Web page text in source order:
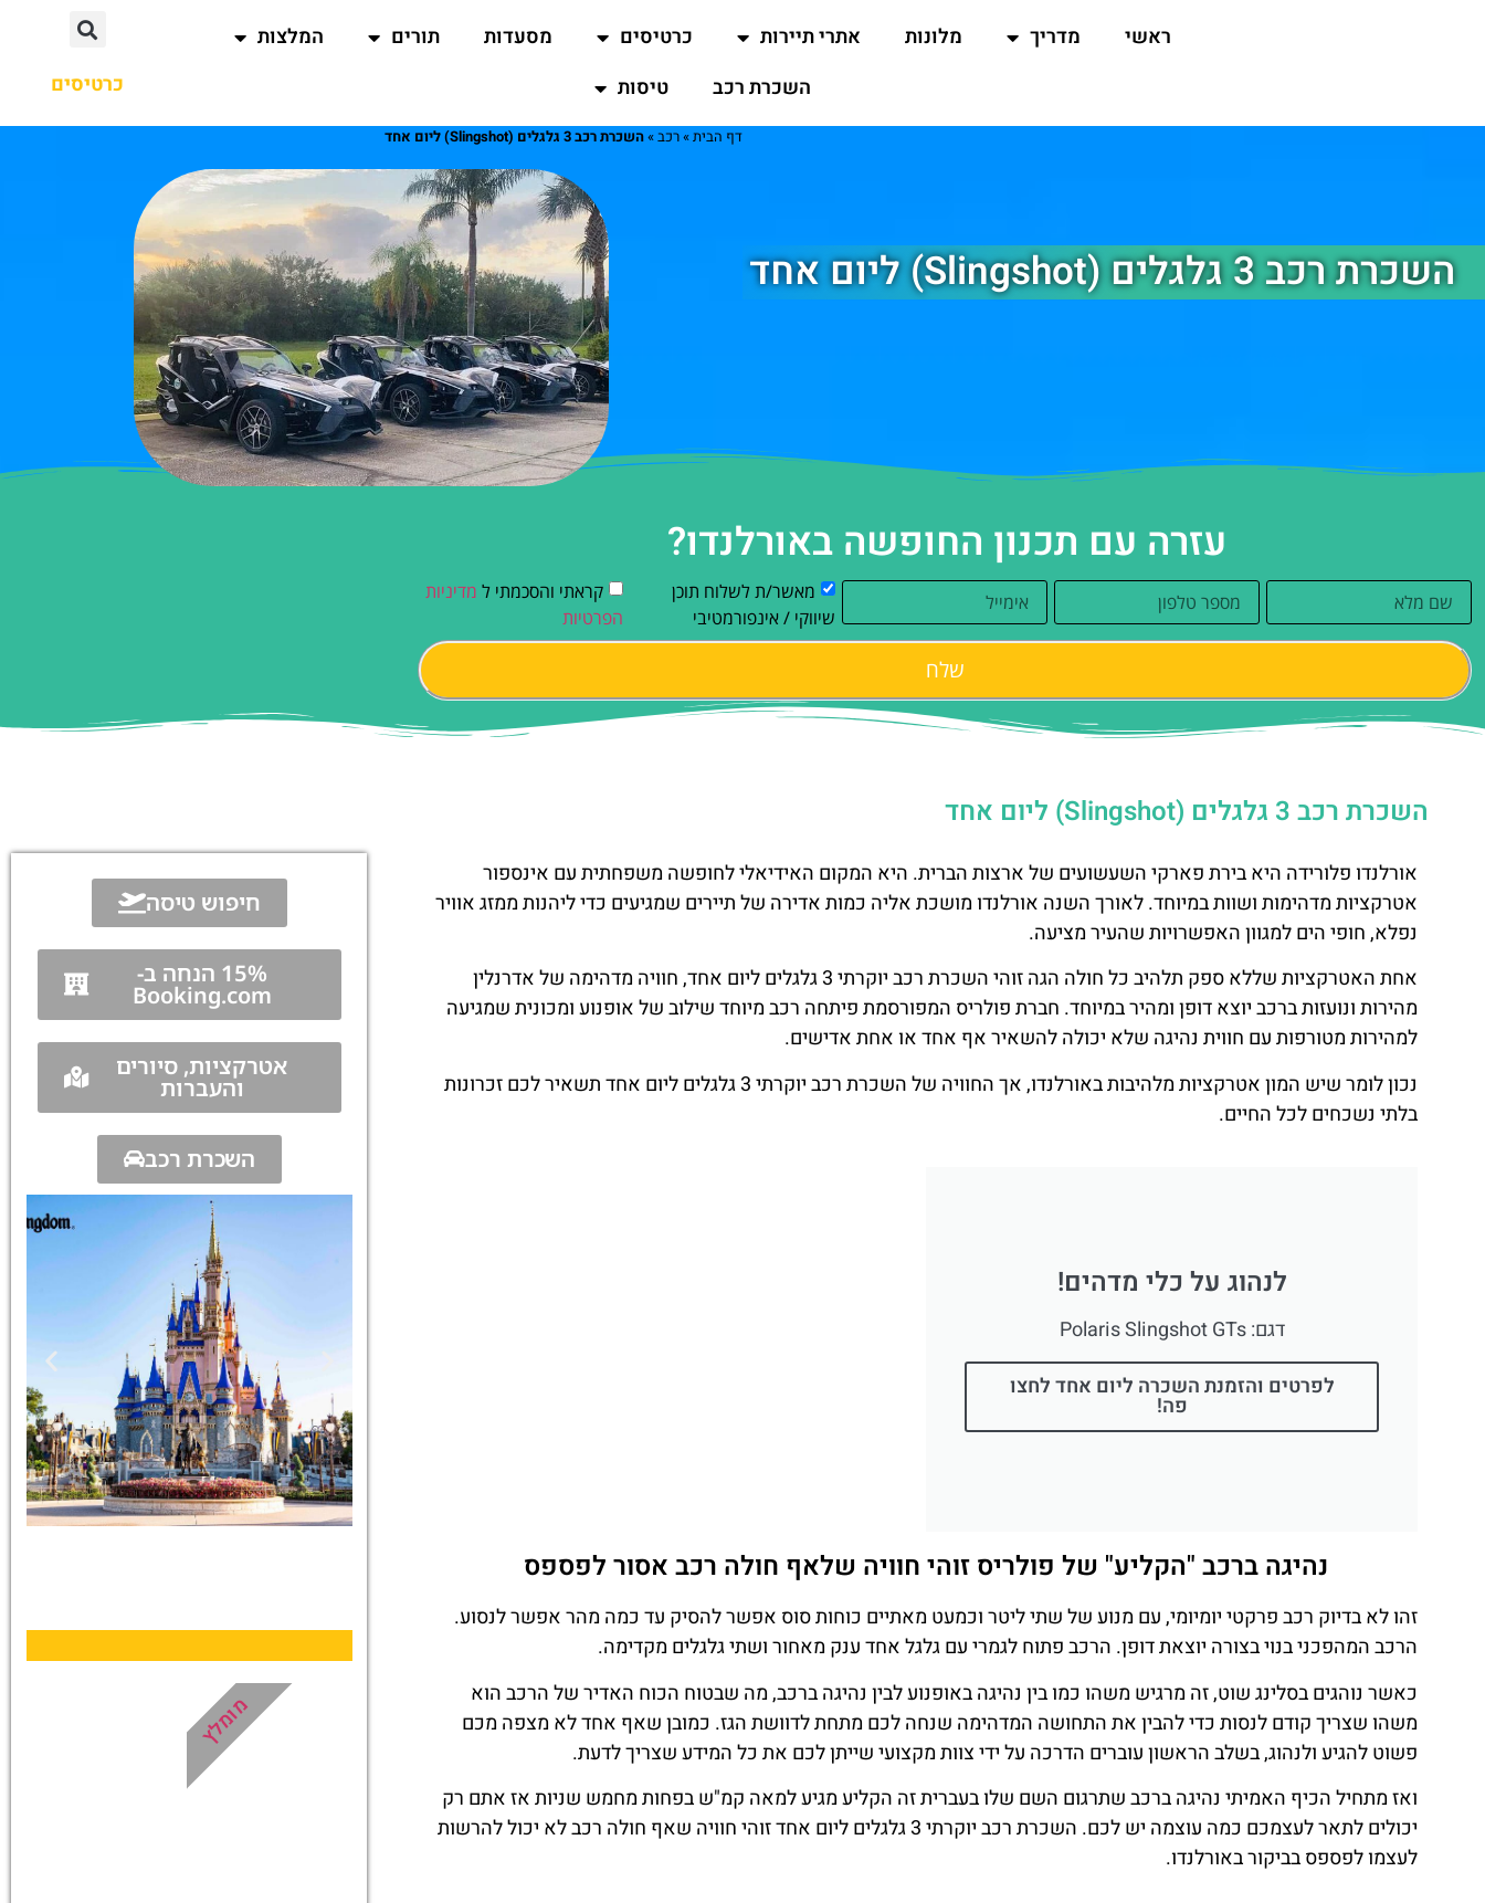
ראשי מדריך מלונות אתרי תיירות כרטיסים מסעדות תורים
המלצות
השכרת רכב
טיסות כרטיסים
השכרת רכב 3 גלגלים (Slingshot) ליום אחד
דף הבית»רכב»השכרת רכב 3 גלגלים (Slingshot) ליום אחד
עזרה עם תכנון החופשה באורלנדו?
מאשר/ת לשלוח תוכן
שיווקי / אינפורמטיבי
קראתי והסכמתי ל מדיניות
הפרטיות
שלח
השכרת רכב 3 גלגלים (Slingshot) ליום אחד
אורלנדו פלורידה היא בירת פארקי השעשועים של ארצות הברית. היא המקום האידיאלי לחופשה משפחתית עם אינספור
אטרקציות מדהימות ושוות במיוחד. לאורך השנה אורלנדו מושכת אליה כמות אדירה של תיירים שמגיעים כדי ליהנות ממזג אוויר
נפלא, חופי הים למגוון האפשרויות שהעיר מציעה.
אחת האטרקציות שללא ספק תלהיב כל חולה הגה זוהי השכרת רכב יוקרתי 3 גלגלים ליום אחד, חוויה מדהימה של אדרנלין
מהירות ונועזות ברכב יוצא דופן ומהיר במיוחד. חברת פולריס המפורסמת פיתחה רכב מיוחד שילוב של אופנוע ומכונית שמגיעה
למהירות מטורפות עם חווית נהיגה שלא יכולה להשאיר אף אחד או אחת אדישים.
נכון לומר שיש המון אטרקציות מלהיבות באורלנדו, אך החוויה של השכרת רכב יוקרתי 3 גלגלים ליום אחד תשאיר לכם זכרונות
בלתי נשכחים לכל החיים.
לנהוג על כלי מדהים!
דגם: Polaris Slingshot GTs
לפרטים והזמנת השכרה ליום אחד לחצו
פה!
נהיגה ברכב "הקליע" של פולריס זוהי חוויה שלאף חולה רכב אסור לפספס
זהו לא בדיוק רכב פרקטי יומיומי, עם מנוע של שתי ליטר וכמעט מאתיים כוחות סוס אפשר להסיק עד כמה מהר אפשר לנסוע.
הרכב המהפכני בנוי בצורה יוצאת דופן. הרכב פתוח לגמרי עם גלגל אחד ענק מאחור ושתי גלגלים מקדימה.
כאשר נוהגים בסלינג שוט, זה מרגיש משהו כמו בין נהיגה באופנוע לבין נהיגה ברכב, מה שבטוח הכוח האדיר של הרכב הוא
משהו שצריך קודם לנסות כדי להבין את התחושה המדהימה שנחה לכם מתחת לדוושת הגז. כמובן שאף אחד לא מצפה מכם
פשוט להגיע ולנהוג, בשלב הראשון עוברים הדרכה על ידי צוות מקצועי שייתן לכם את כל המידע שצריך לדעת.
ואז מתחיל הכיף האמיתי נהיגה ברכב שתרגום השם שלו בעברית זה הקליע מגיע למאה קמ"ש בפחות מחמש שניות אז אתם רק
יכולים לתאר לעצמכם כמה עוצמה יש לכם. השכרת רכב יוקרתי 3 גלגלים ליום אחד זוהי חוויה שאף חולה רכב לא יכול להרשות
לעצמו לפספס בביקור באורלנדו.
חיפוש טיסה
15% הנחה ב-
Booking.com
אטרקציות, סיורים
והעברות
השכרת רכב
לדיסניוורלד
קונים מראש
ונכנסים מהר!
לחצו פה!
מומלץ